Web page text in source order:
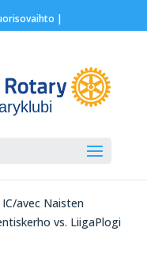
|
IC/avec Naisten
vs. LiigaPlogi